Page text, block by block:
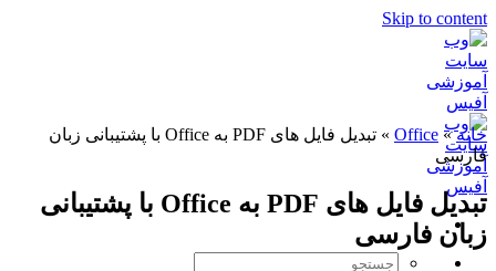
Skip to content
خانه»
Office
»
تبدیل فایل های PDF به Office با پشتیبانی زبان
فارسی
تبدیل فایل های PDF به Office با پشتیبانی
زبان فارسی